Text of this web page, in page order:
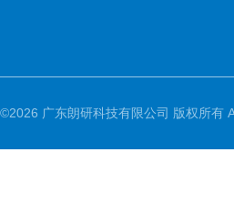
©2026 广东朗研科技有限公司 版权所有